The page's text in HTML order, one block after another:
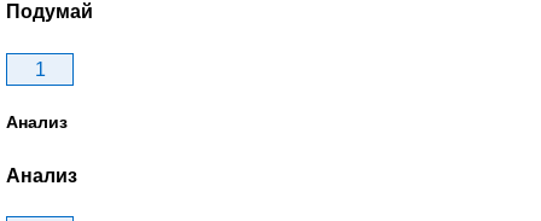
Подумай
1
Анализ
Анализ